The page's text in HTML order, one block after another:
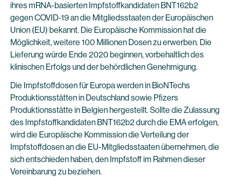
ihres mRNA-basierten Impfstoffkandidaten BNT162b2
gegen COVID-19 an die Mitgliedsstaaten der Europäischen
Union (EU) bekannt. Die Europäische Kommission hat die
Möglichkeit, weitere 100 Millionen Dosen zu erwerben. Die
Lieferung würde Ende 2020 beginnen, vorbehaltlich des
klinischen Erfolgs und der behördlichen Genehmigung.
Die Impfstoffdosen für Europa werden in BioNTechs
Produktionsstätten in Deutschland sowie Pfizers
Produktionsstätte in Belgien hergestellt. Sollte die Zulassung
des Impfstoffkandidaten BNT162b2 durch die EMA erfolgen,
wird die Europäische Kommission die Verteilung der
Impfstoffdosen an die EU-Mitgliedsstaaten übernehmen, die
sich entschieden haben, den Impfstoff im Rahmen dieser
Vereinbarung zu beziehen.